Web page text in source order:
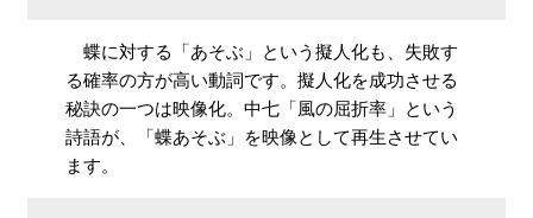
蝶に対する「あそぶ」という擬人化も、失敗す
る確率の方が高い動詞です。擬人化を成功させる
秘訣の一つは映像化。中七「風の屈折率」という
詩語が、「蝶あそぶ」を映像として再生させてい
ます。